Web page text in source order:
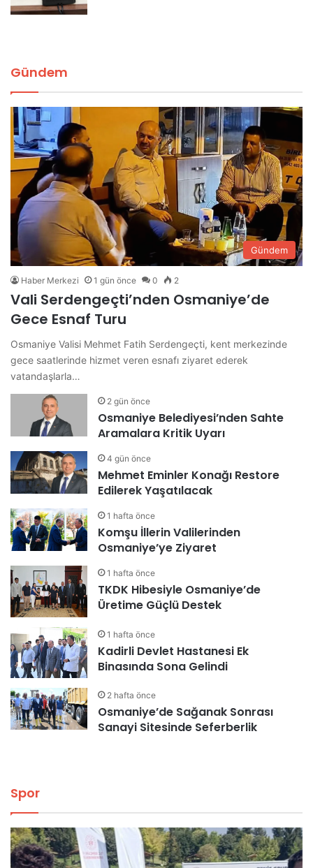
Gündem
Gündem
Haber Merkezi 1 gün önce 0 2
Vali Serdengeçti’nden Osmaniye’de
Gece Esnaf Turu
Osmaniye Valisi Mehmet Fatih Serdengeçti, kent merkezinde
gece saatlerinde hizmet veren esnafı ziyaret ederek
vatandaşlarla…
2 gün önce
Osmaniye Belediyesi’nden Sahte
Aramalara Kritik Uyarı
4 gün önce
Mehmet Eminler Konağı Restore
Edilerek Yaşatılacak
1 hafta önce
Komşu İllerin Valilerinden
Osmaniye’ye Ziyaret
1 hafta önce
TKDK Hibesiyle Osmaniye’de
Üretime Güçlü Destek
1 hafta önce
Kadirli Devlet Hastanesi Ek
Binasında Sona Gelindi
2 hafta önce
Osmaniye’de Sağanak Sonrası
Sanayi Sitesinde Seferberlik
Spor